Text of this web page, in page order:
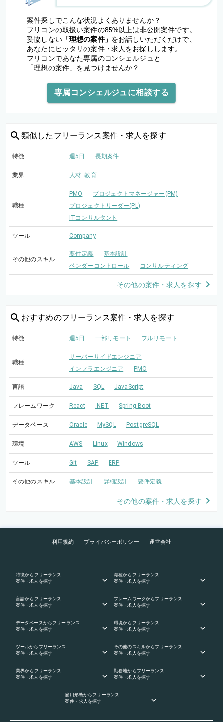
案件探しでこんな状況よくありませんか？
フリコンの取扱い案件の85%以上は非公開案件です。
妥協しない「理想の案件」 をお話しいただくだけで、
あなたにピッタリの案件・求人をお探しします。
フリコンであなた専属のコンシェルジュと
「理想の案件」を見つけませんか？
専属コンシェルジュに相談する
類似した フリーランス案件・求人を探す
特徴 週5日 長期案件
業界 人材･教育
職種
PMO
プロジェクトマネージャー(PM)
プロジェクトリーダー(PL)
ITコンサルタント
ツール Company
その他のスキル
要件定義
基本設計
ベンダーコントロール
コンサルティング
その他の案件・求人を探す
おすすめのフリーランス案件・求人を探す
特徴 週5日 一部リモート フルリモート
職種
サーバーサイドエンジニア
インフラエンジニア
PMO
言語 Java SQL JavaScript
フレームワーク React .NET Spring Boot
データベース Oracle MySQL PostgreSQL
環境 AWS Linux Windows
ツール Git SAP ERP
その他のスキル 基本設計 詳細設計 要件定義
その他の案件・求人を探す
利用規約 プライバシーポリシー 運営会社
特徴からフリーランス
案件・求人を探す
職種からフリーランス
案件・求人を探す
言語からフリーランス
案件・求人を探す
フレームワークからフリーランス
案件・求人を探す
データベース からフリーランス
案件・求人を探す
環境からフリーランス
案件・求人を探す
ツールからフリーランス
案件・求人を探す
その他のスキルからフリーランス
案件・求人を探す
業界からフリーランス
案件・求人を探す
勤務地からフリーランス
案件・求人を探す
雇用形態からフリーランス
案件・求人を探す